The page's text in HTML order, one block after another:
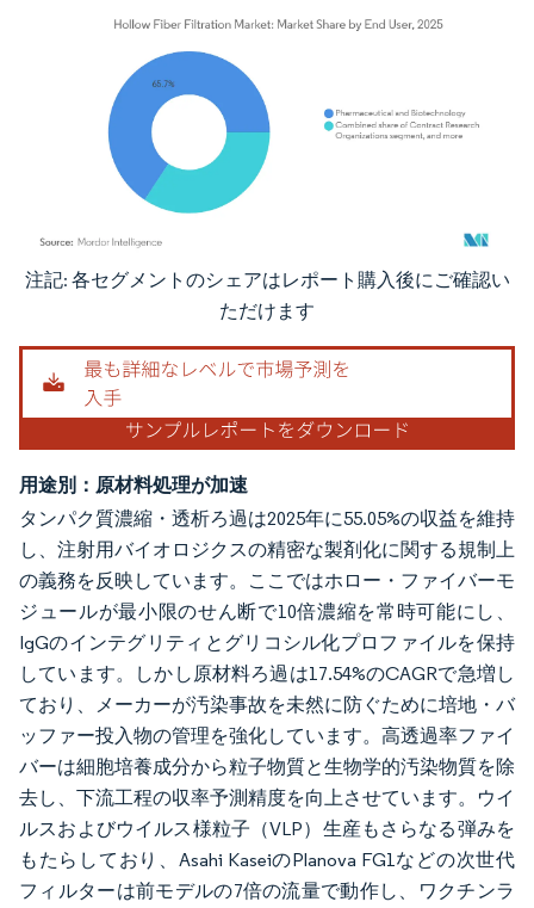
画像 © Mordor Intelligence。再利用にはCC BY 4.0の表示が必要です。
注記: 各セグメントのシェアはレポート購入後にご確認い
ただけます
用途別：原材料処理が加速
タンパク質濃縮・透析ろ過は2025年に55.05%の収益を維持
し、注射用バイオロジクスの精密な製剤化に関する規制上
の義務を反映しています。ここではホロー・ファイバーモ
ジュールが最小限のせん断で10倍濃縮を常時可能にし、
IgGのインテグリティとグリコシル化プロファイルを保持
しています。しかし原材料ろ過は17.54%のCAGRで急増し
ており、メーカーが汚染事故を未然に防ぐために培地・バ
ッファー投入物の管理を強化しています。高透過率ファイ
バーは細胞培養成分から粒子物質と生物学的汚染物質を除
去し、下流工程の収率予測精度を向上させています。ウイ
ルスおよびウイルス様粒子（VLP）生産もさらなる弾みを
もたらしており、Asahi KaseiのPlanova FG1などの次世代
フィルターは前モデルの7倍の流量で動作し、ワクチンラ